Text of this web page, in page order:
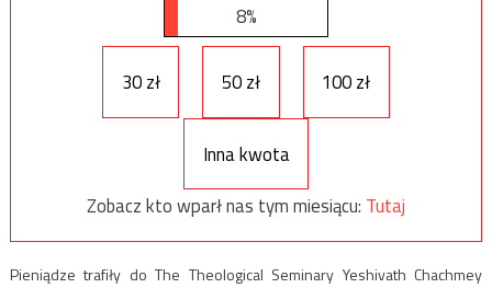
8%
30 zł 50 zł 100 zł
Inna kwota
Zobacz kto wparł nas tym miesiącu: Tutaj
Pieniądze trafiły do The Theological Seminary Yeshivath Chachmey